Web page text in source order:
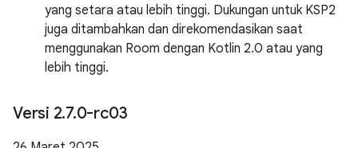
yang setara atau lebih tinggi. Dukungan untuk KSP2
juga ditambahkan dan direkomendasikan saat
menggunakan Room dengan Kotlin 2.0 atau yang
lebih tinggi.
Versi 2.7.0-rc03